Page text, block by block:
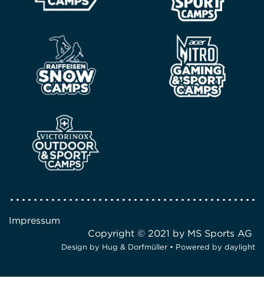
Impressum
Copyright © 2021 by MS Sports AG
Design by Hug & Dorfmüller • Powered by daylight